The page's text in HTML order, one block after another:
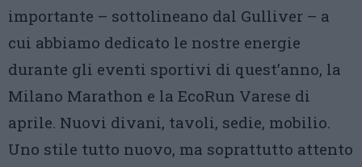
importante – sottolineano dal Gulliver – a
cui abbiamo dedicato le nostre energie
durante gli eventi sportivi di quest’anno, la
Milano Marathon e la EcoRun Varese di
aprile. Nuovi divani, tavoli, sedie, mobilio.
Uno stile tutto nuovo, ma soprattutto attento